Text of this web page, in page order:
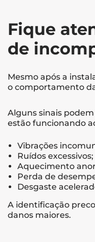
Fique
de
Mesmo após a
o comportamento
Alguns sinais
estão funcionando
Vibrações
Ruídos excessivos;
Aquecimento
Perda de
Desgaste
A identificação
danos maiores.